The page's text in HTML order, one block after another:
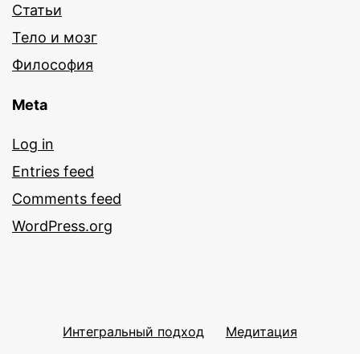
Статьи
Тело и мозг
Философия
Meta
Log in
Entries feed
Comments feed
WordPress.org
Интегральный подход Медитация